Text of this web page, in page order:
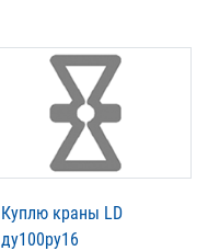
Куплю краны LD
ду100ру16